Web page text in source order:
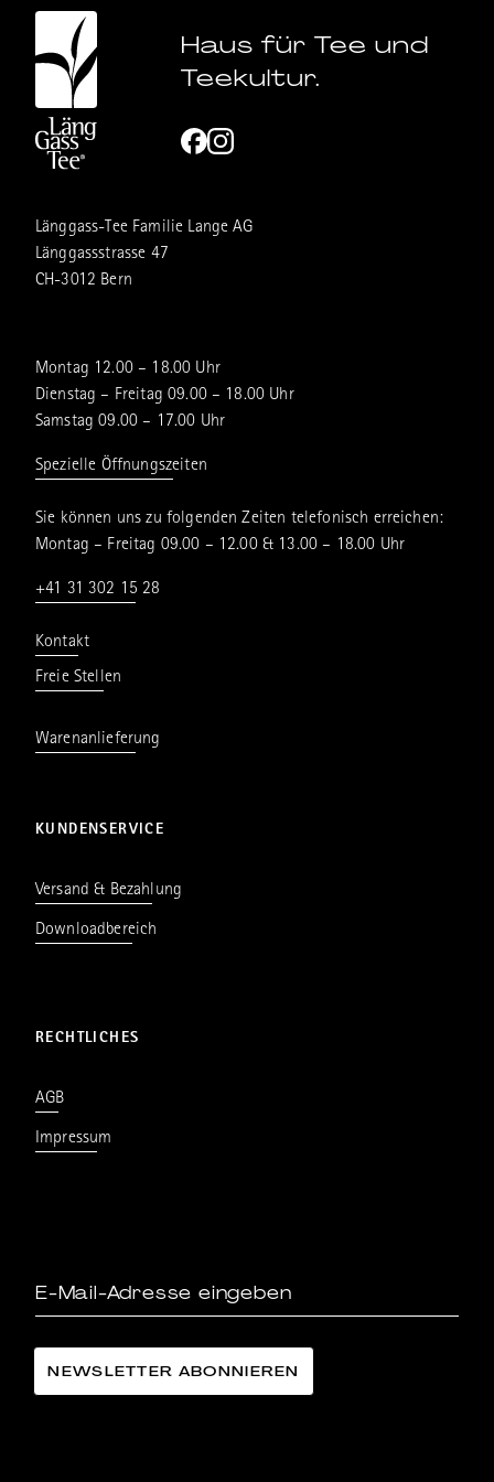
Haus für Tee und
Teekultur.
Länggass-Tee Familie Lange AG
Länggassstrasse 47
CH-3012 Bern
Montag 12.00 – 18.00 Uhr
Dienstag – Freitag 09.00 – 18.00 Uhr
Samstag 09.00 – 17.00 Uhr
Spezielle Öffnungszeiten
Sie können uns zu folgenden Zeiten telefonisch erreichen:
Montag – Freitag 09.00 – 12.00 & 13.00 – 18.00 Uhr
+41 31 302 15 28
Kontakt
Freie Stellen
Warenanlieferung
KUNDENSERVICE
Versand & Bezahlung
Downloadbereich
RECHTLICHES
AGB
Impressum